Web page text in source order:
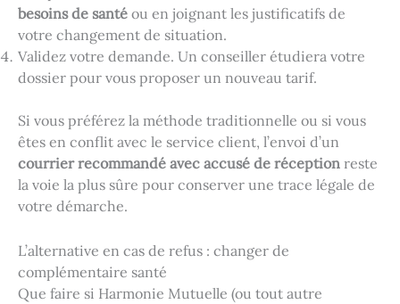
besoins de santé ou en joignant les justificatifs de
votre changement de situation.
Validez votre demande. Un conseiller étudiera votre
dossier pour vous proposer un nouveau tarif.
Si vous préférez la méthode traditionnelle ou si vous
êtes en conflit avec le service client, l’envoi d’un
courrier recommandé avec accusé de réception reste
la voie la plus sûre pour conserver une trace légale de
votre démarche.
L’alternative en cas de refus : changer de
complémentaire santé
Que faire si Harmonie Mutuelle (ou tout autre